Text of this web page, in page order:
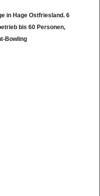
in Hage Ostfriesland. 6
bis 60 Personen,
Bowling